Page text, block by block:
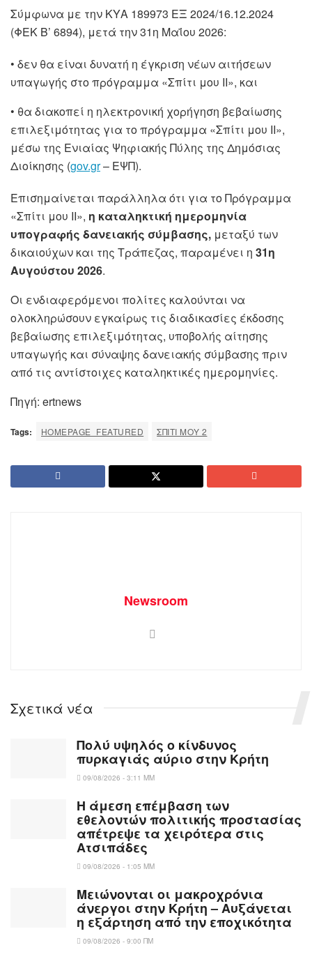
Σύμφωνα με την ΚΥΑ 189973 ΕΞ 2024/16.12.2024
(ΦΕΚ Β’ 6894), μετά την 31η Μαΐου 2026:
• δεν θα είναι δυνατή η έγκριση νέων αιτήσεων
υπαγωγής στο πρόγραμμα «Σπίτι μου ΙΙ», και
• θα διακοπεί η ηλεκτρονική χορήγηση βεβαίωσης
επιλεξιμότητας για το πρόγραμμα «Σπίτι μου ΙΙ»,
μέσω της Ενιαίας Ψηφιακής Πύλης της Δημόσιας
Διοίκησης (gov.gr– ΕΨΠ).
Επισημαίνεται παράλληλα ότι για το Πρόγραμμα
«Σπίτι μου ΙΙ», η καταληκτική ημερομηνία
υπογραφής δανειακής σύμβασης, μεταξύ των
δικαιούχων και της Τράπεζας, παραμένει η 31η
Αυγούστου 2026.
Οι ενδιαφερόμενοι πολίτες καλούνται να
ολοκληρώσουν εγκαίρως τις διαδικασίες έκδοσης
βεβαίωσης επιλεξιμότητας, υποβολής αίτησης
υπαγωγής και σύναψης δανειακής σύμβασης πριν
από τις αντίστοιχες καταληκτικές ημερομηνίες.
Πηγή: ertnews
Tags: HOMEPAGE_FEATURED ΣΠΙΤΙ ΜΟΥ 2
Newsroom
Σχετικά νέα
Πολύ υψηλός ο κίνδυνος
πυρκαγιάς αύριο στην Κρήτη
09/08/2026 - 3:11 ΜΜ
Η άμεση επέμβαση των
εθελοντών πολιτικής προστασίας
απέτρεψε τα χειρότερα στις
Aτσιπάδες
09/08/2026 - 1:05 ΜΜ
Μειώνονται οι μακροχρόνια
άνεργοι στην Κρήτη – Αυξάνεται
η εξάρτηση από την εποχικότητα
09/08/2026 - 9:00 ΠΜ